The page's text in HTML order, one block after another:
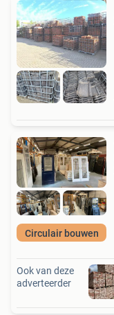
Circulair bouwen
Ook van deze
adverteerder